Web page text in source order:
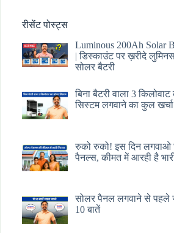
रीसेंट पोस्ट्स
Luminous 200Ah Solar
| डिस्काउंट पर ख़रीदे
सोलर बैटरी
बिना बैटरी वाला 3
सिस्टम लगवाने का कुल
रुको रुको! इस दिन लगवाओ
पैनल्स, कीमत में आरही है
सोलर पैनल लगवाने से पहले
10 बातें